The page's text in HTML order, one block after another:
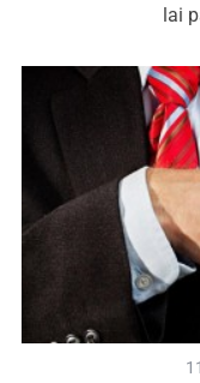
lai